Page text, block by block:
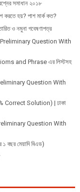
সমাধান ২০১৮
করতে হয়? পাশ মার্ক কত?
ও নমুনা গবেষণাপত্র
Preliminary Question With
Idioms and Phrase এর লিস্টসহ
Preliminary Question With
Correct Solution) | ঢাকা
Preliminary Question With
১ বছর মেয়াদি বিএড)